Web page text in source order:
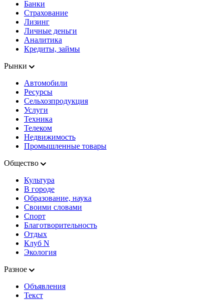
Банки
Страхование
Лизинг
Личные деньги
Аналитика
Кредиты, займы
Рынки
Автомобили
Ресурсы
Сельхозпродукция
Услуги
Техника
Телеком
Недвижимость
Промышленные товары
Общество
Культура
В городе
Образование, наука
Своими словами
Спорт
Благотворительность
Отдых
Клуб N
Экология
Разное
Объявления
Текст